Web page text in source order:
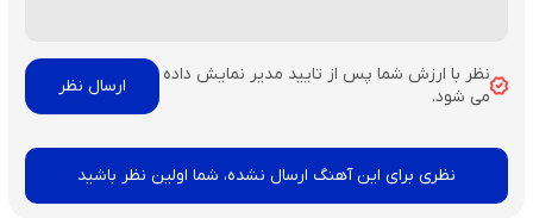
نظر با ارزش شما پس از تایید مدیر نمایش داده
می شود.
نظری برای این آهنگ ارسال نشده، شما اولین نظر باشید